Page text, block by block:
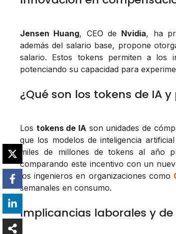
Jensen Huang, CEO de Nvidia, ha
además del salario base, propone
salario. Estos tokens permiten a los
potenciando su capacidad para
¿Qué son los tokens de IA
Los tokens de IA son unidades de
que los modelos de inteligencia
miles de millones de tokens al año
comparando este incentivo con un
los ingenieros en organizaciones como
semanales en consumo.
Implicancias laborales y